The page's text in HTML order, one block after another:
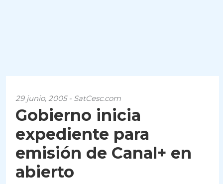
29 junio, 2005 - SatCesc.com
Gobierno inicia
expediente para
emisión de Canal+ en
abierto